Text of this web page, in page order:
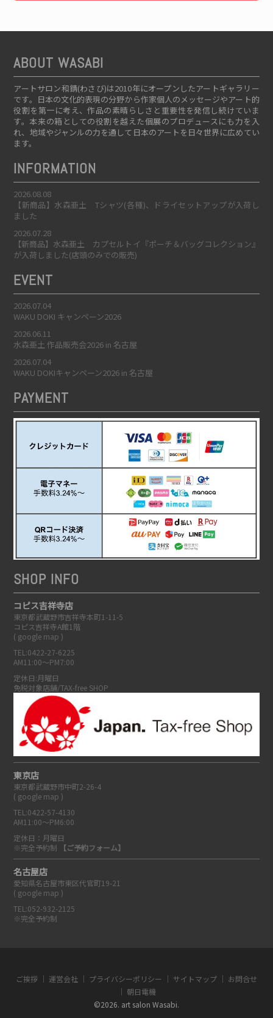
ABOUT WASABI
アートサロン和錆(わさび)は2010年にオープンしたアートギャラリー
です。日本の文化的表現の分野から作家個人のメッセージやアート的
役割を第一に考え、作品の素晴らしさと重要性を発信し続けていま
す。本来の箱としての役割を越えた個展のプロデュースにも力を入
れ、地域やジャンルの力を通して日本のアートを日々世界に広めてい
ます。
INFORMATION
2026.08.08
【新商品】水森亜土 Tシャツ(各種)、ドライセットアップが入荷し
ました
2026.07.28
【新商品】水森亜土 カプセルトイ『ポーチ＆バッグコレクション』
が入荷しました(店頭のみでの販売)
EVENT
2026.07.04
WAKU DOKI キャンペーン2026
2026.06.11
水森亜土 作品販売会2026 in 名古屋
2026.07.04
WAKU DOKIキャンペーン2026 in 名古屋
PAYMENT
SHOP INFO
コピス吉祥寺店
東京都武蔵野市吉祥寺本町1-11-5
コピス吉祥寺A館1階
( google map )
TEL:0422-27-6225
AM11:00～PM7:00
定休日:月曜日
免税対象店舗/TAX-free SHOP
東京店
東京都武蔵野市中町2-26-4
( google map )
TEL:0422-57-4130
AM11:00～PM6:00
定休日：月曜日
※完全予約制
【ご予約フォーム】
名古屋店
愛知県名古屋市東区代官町19-21
( google map )
TEL:052-932-2125
※完全予約制
ご挨拶 運営会社 プライバシーポリシー サイトマップ
お問合せ
朝日電機
©2026. art salon Wasabi.